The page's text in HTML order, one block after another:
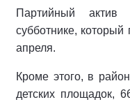
Партийный
субботнике,
апреля.
Кроме этого, в
детских площадок,